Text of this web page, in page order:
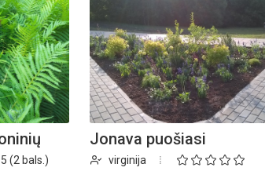
(2 bals.)
Jonava puošiasi
virginija